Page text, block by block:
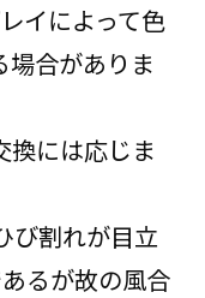
イによって色
場合がありま
換には応じま
び割れが目立
るが故の風合